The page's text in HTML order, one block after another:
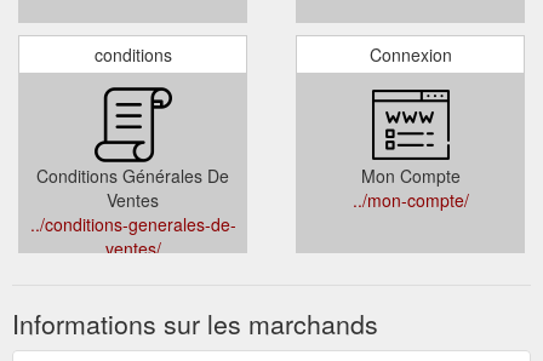
conditions
Conditions Générales De
Ventes
../conditions-generales-de-
ventes/
Connexion
Mon Compte
../mon-compte/
Informations sur les marchands